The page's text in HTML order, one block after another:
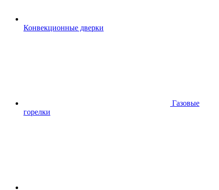
Конвекционные дверки
Газовые
горелки